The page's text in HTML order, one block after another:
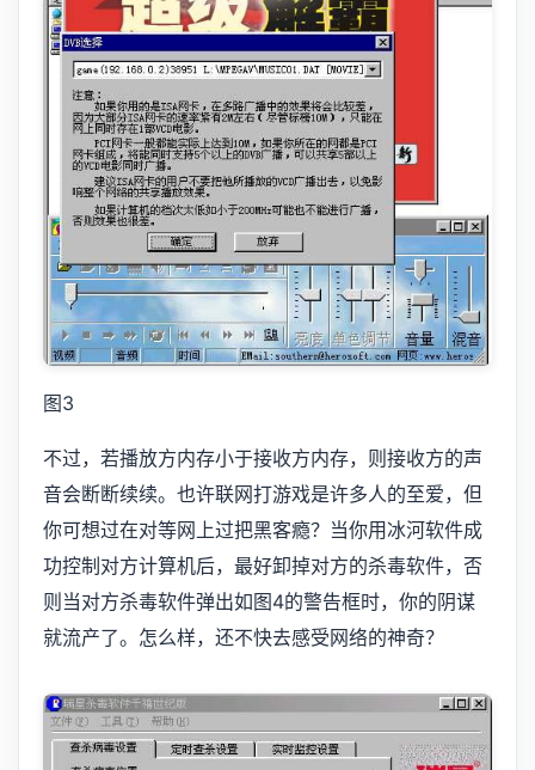
图3
不过，若播放方内存小于接收方内存，则接收方的声
音会断断续续。也许联网打游戏是许多人的至爱，但
你可想过在对等网上过把黑客瘾？当你用冰河软件成
功控制对方计算机后，最好卸掉对方的杀毒软件，否
则当对方杀毒软件弹出如图4的警告框时，你的阴谋
就流产了。怎么样，还不快去感受网络的神奇？